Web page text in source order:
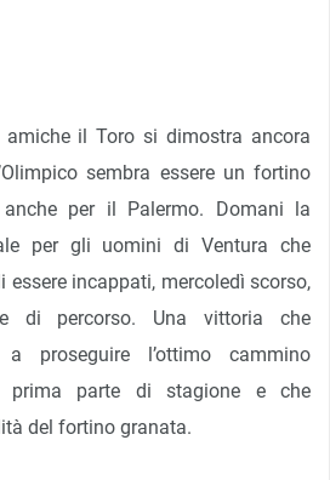
il Toro si dimostra ancora
sembra essere un fortino
per il Palermo. Domani la
per gli uomini di Ventura che
incappati, mercoledì scorso,
di percorso. Una vittoria che
proseguire l’ottimo cammino
prima parte di stagione e che
del fortino granata.